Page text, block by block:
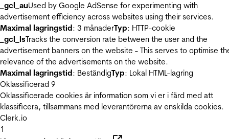
_gcl_auUsed by Google AdSense for experimenting with
advertisement efficiency across websites using their services.
Maximal lagringstid: 3 månaderTyp: HTTP-cookie
_gcl_lsTracks the conversion rate between the user and the
advertisement banners on the website - This serves to optimise
relevance of the advertisements on the website.
Maximal lagringstid: BeständigTyp: Lokal HTML-lagring
Oklassificerad 9
Oklassificerade cookies är information som vi er i färd med att
klassificera, tillsammans med leverantörerna av enskilda cookies.
Clerk.io
1